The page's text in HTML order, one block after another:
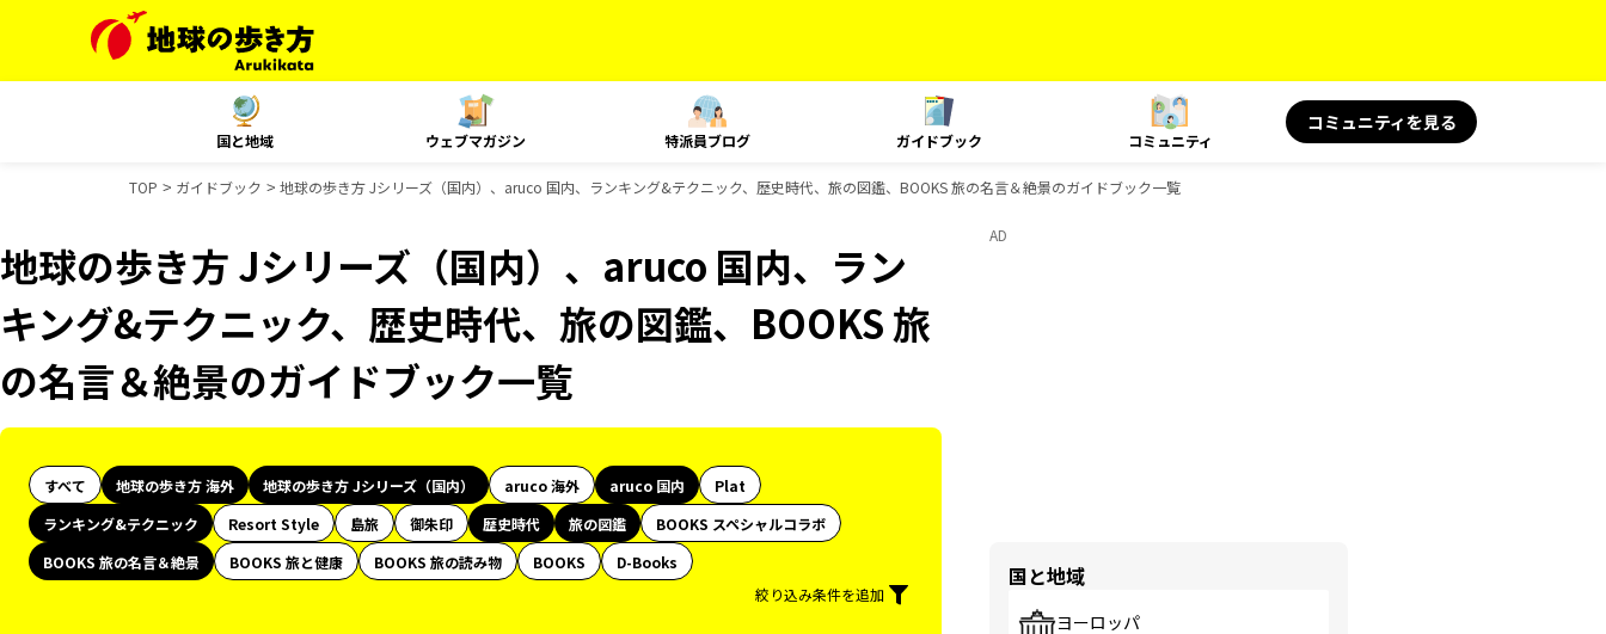
国と地域 ウェブマガジン 特派員ブログ ガイドブック コミュニティ
コミュニティを見る
TOP ガイドブック 地球の歩き方 Jシリーズ（国内）、aruco 国内、ランキング&テクニック、歴史時代、旅の図鑑、BOOKS 旅の名言＆絶景のガイドブック一覧
地球の歩き方 Jシリーズ（国内）、aruco 国内、ラン
キング&テクニック、歴史時代、旅の図鑑、BOOKS 旅
の名言＆絶景のガイドブック一覧
すべて 地球の歩き方 海外 地球の歩き方 Jシリーズ（国内） aruco 海外 aruco 国内
Plat
ランキング&テクニック
Resort Style 島旅 御朱印 歴史時代 旅の図鑑
BOOKS スペシャルコラボ
BOOKS 旅の名言＆絶景
BOOKS 旅と健康 BOOKS 旅の読み物 BOOKS
D-Books
絞り込み条件を追加
AD
国と地域
ヨーロッパ